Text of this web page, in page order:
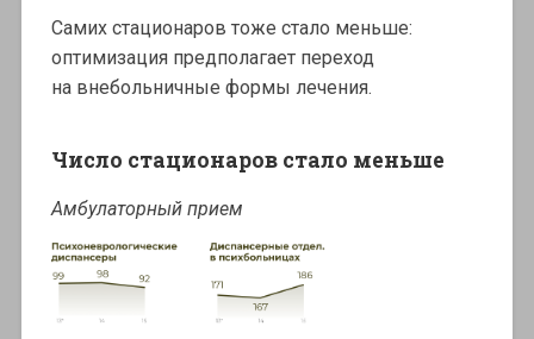
Самих стационаров тоже стало меньше:
оптимизация предполагает переход
на внебольничные формы лечения.
Число стационаров стало меньше
Амбулаторный прием